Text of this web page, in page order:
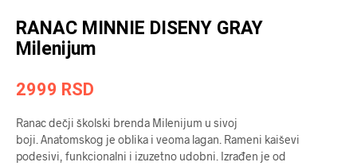
RANAC MINNIE DISENY GRAY
Milenijum
2999 RSD
Ranac dečji školski brenda Milenijum u sivoj
boji. Anatomskog je oblika i veoma lagan. Rameni kaiševi
podesivi, funkcionalni i izuzetno udobni. Izrađen je od